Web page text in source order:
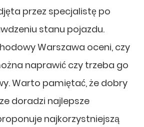
przez specjalistę po
stanu pojazdu.
Warszawa oceni, czy
naprawić czy trzeba go
Warto pamiętać, że dobry
doradzi najlepsze
najkorzystniejszą